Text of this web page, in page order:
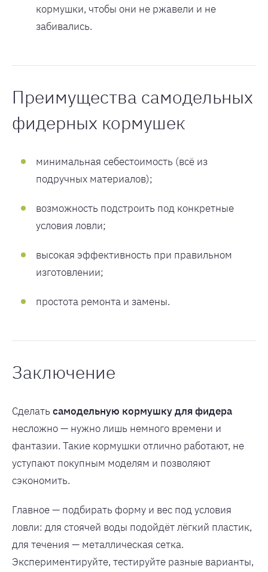
кормушки, чтобы они не ржавели и не
забивались.
Преимущества самодельных
фидерных кормушек
минимальная себестоимость (всё из
подручных материалов);
возможность подстроить под конкретные
условия ловли;
высокая эффективность при правильном
изготовлении;
простота ремонта и замены.
Заключение
Сделать самодельную кормушку для фидера
несложно — нужно лишь немного времени и
фантазии. Такие кормушки отлично работают, не
уступают покупным моделям и позволяют
сэкономить.
Главное — подбирать форму и вес под условия
ловли: для стоячей воды подойдёт лёгкий пластик,
для течения — металлическая сетка.
Экспериментируйте, тестируйте разные варианты,